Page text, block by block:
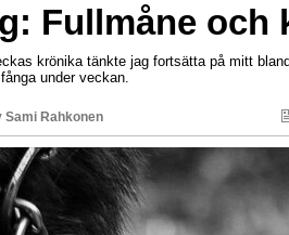
Fullmåne och
krönika tänkte jag fortsätta på mitt
under veckan.
Sami Rahkonen